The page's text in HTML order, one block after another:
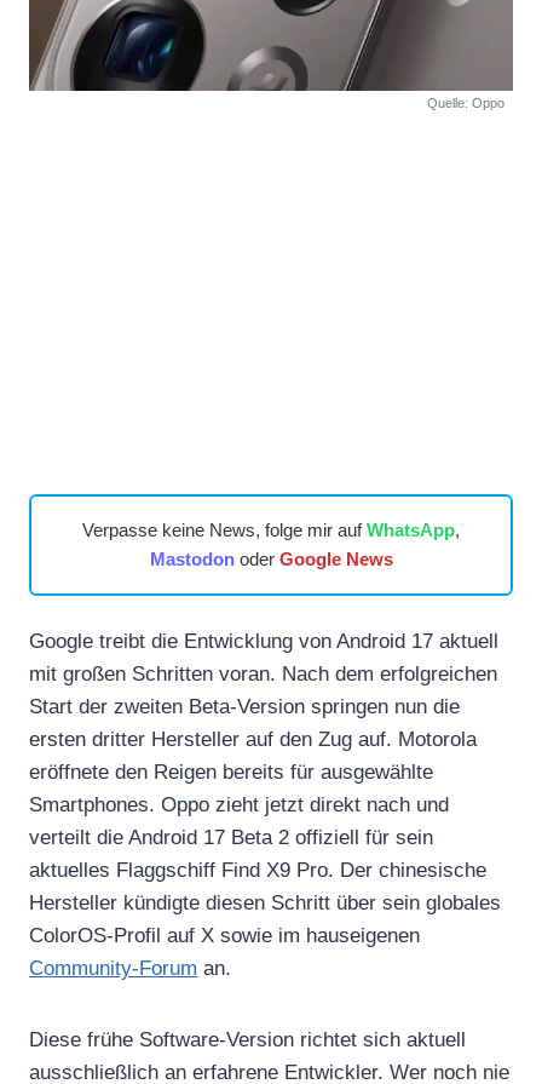
Quelle: Oppo
Verpasse keine News, folge mir aufWhatsApp,
Mastodonoder Google News
Google treibt die Entwicklung von Android 17 aktuell
mit großen Schritten voran. Nach dem erfolgreichen
Start der zweiten Beta-Version springen nun die
ersten dritter Hersteller auf den Zug auf. Motorola
eröffnete den Reigen bereits für ausgewählte
Smartphones. Oppo zieht jetzt direkt nach und
verteilt die Android 17 Beta 2 offiziell für sein
aktuelles Flaggschiff Find X9 Pro. Der chinesische
Hersteller kündigte diesen Schritt über sein globales
ColorOS-Profil auf X sowie im hauseigenen
Community-Forum an.
Diese frühe Software-Version richtet sich aktuell
ausschließlich an erfahrene Entwickler. Wer noch nie